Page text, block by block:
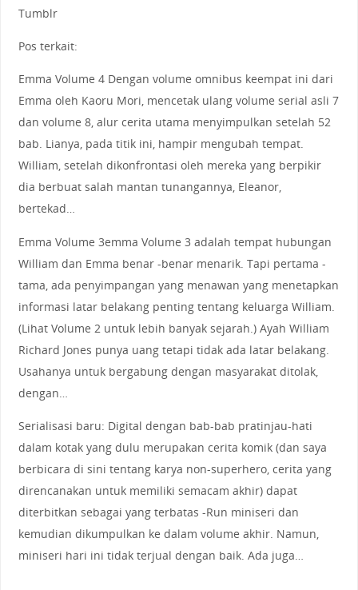
Tumblr
Pos terkait:
Emma Volume 4 Dengan volume omnibus keempat ini dari
Emma oleh Kaoru Mori, mencetak ulang volume serial asli 7
dan volume 8, alur cerita utama menyimpulkan setelah 52
bab. Lianya, pada titik ini, hampir mengubah tempat.
William, setelah dikonfrontasi oleh mereka yang berpikir
dia berbuat salah mantan tunangannya, Eleanor,
bertekad…
Emma Volume 3emma Volume 3 adalah tempat hubungan
William dan Emma benar -benar menarik. Tapi pertama -
tama, ada penyimpangan yang menawan yang menetapkan
informasi latar belakang penting tentang keluarga William.
(Lihat Volume 2 untuk lebih banyak sejarah.) Ayah William
Richard Jones punya uang tetapi tidak ada latar belakang.
Usahanya untuk bergabung dengan masyarakat ditolak,
dengan…
Serialisasi baru: Digital dengan bab-bab pratinjau-hati
dalam kotak yang dulu merupakan cerita komik (dan saya
berbicara di sini tentang karya non-superhero, cerita yang
direncanakan untuk memiliki semacam akhir) dapat
diterbitkan sebagai yang terbatas -Run miniseri dan
kemudian dikumpulkan ke dalam volume akhir. Namun,
miniseri hari ini tidak terjual dengan baik. Ada juga…